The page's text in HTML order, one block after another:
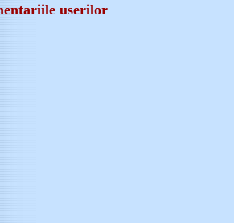
userilor